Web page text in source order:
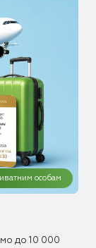
особам
до 10 000